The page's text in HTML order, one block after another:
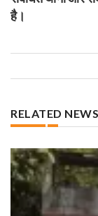
है।
RELATED NEWS